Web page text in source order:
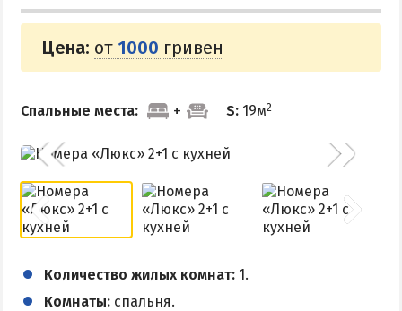
Цена: от 1000 гривен
Спальные места: S: 19м2
Количество жилых комнат: 1.
Комнаты: спальня.